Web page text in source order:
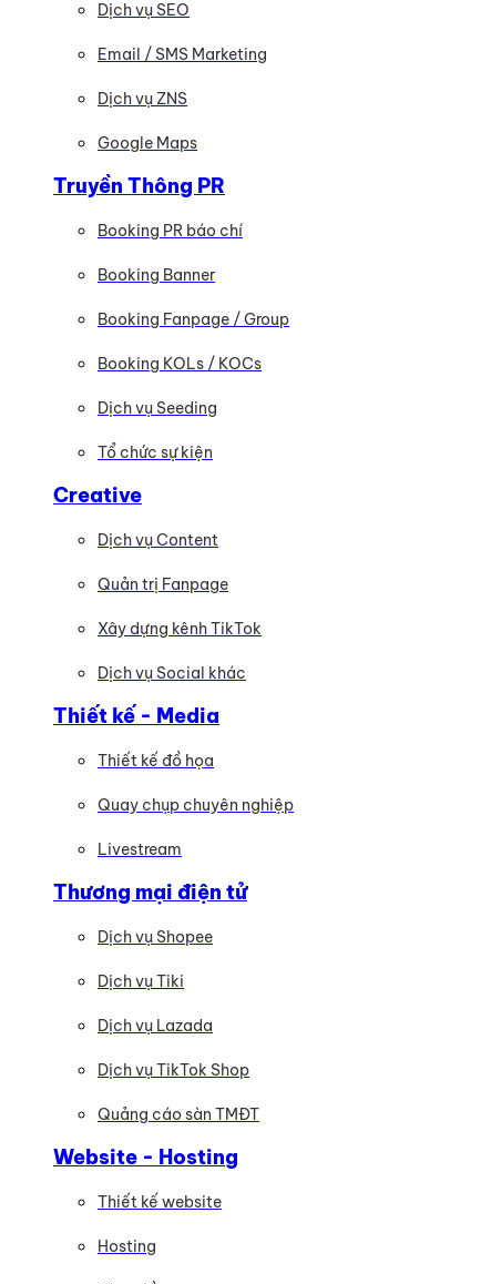
Dịch vụ SEO
Email / SMS Marketing
Dịch vụ ZNS
Google Maps
Truyền Thông PR
Booking PR báo chí
Booking Banner
Booking Fanpage / Group
Booking KOLs / KOCs
Dịch vụ Seeding
Tổ chức sự kiện
Creative
Dịch vụ Content
Quản trị Fanpage
Xây dựng kênh TikTok
Dịch vụ Social khác
Thiết kế - Media
Thiết kế đồ họa
Quay chụp chuyên nghiệp
Livestream
Thương mại điện tử
Dịch vụ Shopee
Dịch vụ Tiki
Dịch vụ Lazada
Dịch vụ TikTok Shop
Quảng cáo sàn TMĐT
Website - Hosting
Thiết kế website
Hosting